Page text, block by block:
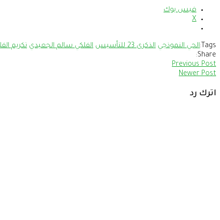
فيس بوك
X
Tags: الحي النموذجي الذكرى 23 للتأسيس الفلكي سالم الجعيدي تكريم
Share:
Previous Post
Newer Post
اترك رد